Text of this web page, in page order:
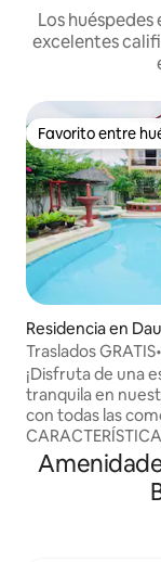
Los
excelentes
Favorito entre
Favorito entre
Residencia en
Traslados
de 20
grupos
¡Disfruta de una
tranquila en
con todas las
TRANSPORTE Y
EL SITIO ★
ANTICIPADA/